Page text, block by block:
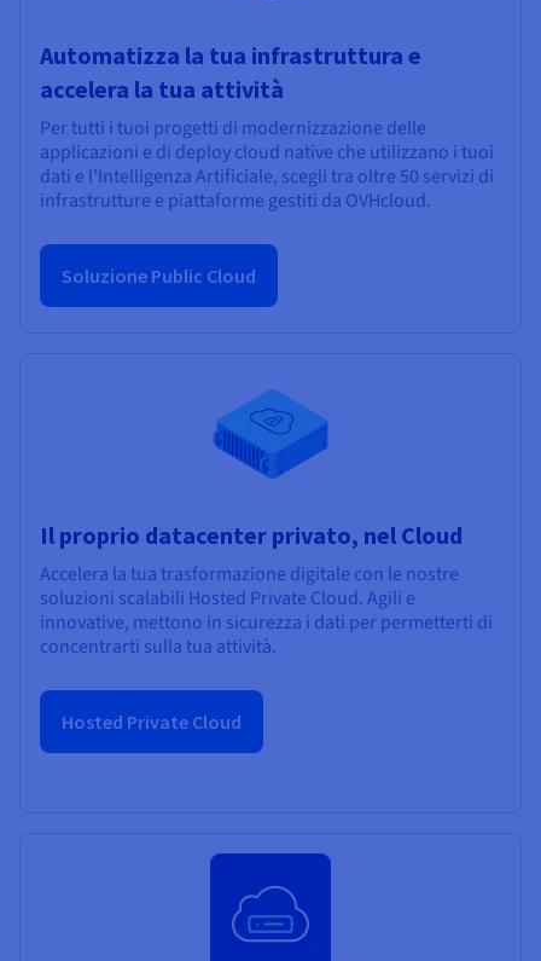
Automatizza la tua infrastruttura e
accelera la tua attività
Per tutti i tuoi progetti di modernizzazione delle
applicazioni e di deploy cloud native che utilizzano i tuoi
dati e l'Intelligenza Artificiale, scegli tra oltre 50 servizi di
infrastrutture e piattaforme gestiti da OVHcloud.
Soluzione Public Cloud
Il proprio datacenter privato, nel Cloud
Accelera la tua trasformazione digitale con le nostre
soluzioni scalabili Hosted Private Cloud. Agili e
innovative, mettono in sicurezza i dati per permetterti di
concentrarti sulla tua attività.
Hosted Private Cloud